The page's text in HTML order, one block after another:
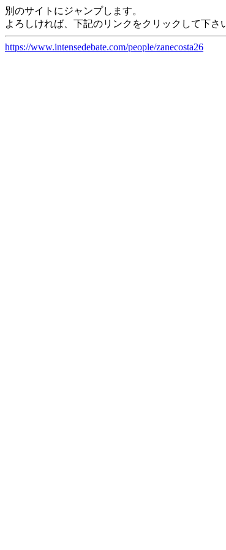
別のサイトにジャンプします。
よろしければ、下記のリンクをクリックして下さ
https://www.intensedebate.com/people/zanecosta26